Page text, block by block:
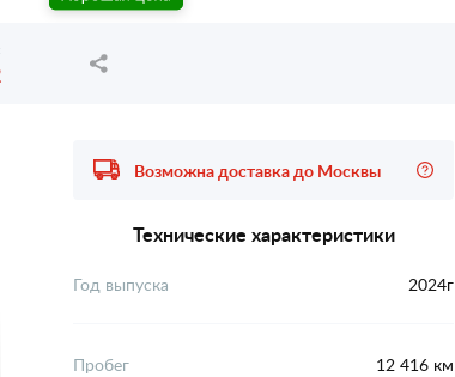
Возможна доставка до Москвы
Технические характеристики
Год выпуска 2024г
Пробег 12 416 км